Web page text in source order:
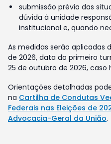
submissão prévia das
dúvida à unidade
institucional e, quando
As medidas serão aplicadas
de 2026, data do primeiro
25 de outubro de 2026, caso
Orientações detalhadas
na Cartilha de Condutas
Federais nas Eleições de
Advocacia-Geral da União.